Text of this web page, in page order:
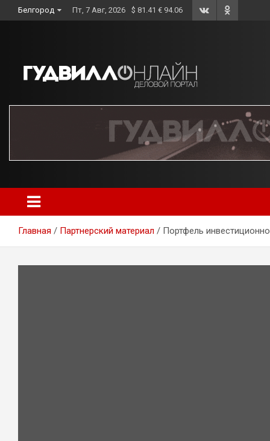
to
Белгород Пт, 7 Авг, 2026 $ 81.41 € 94.06
Главная Партнерский материал Портфель